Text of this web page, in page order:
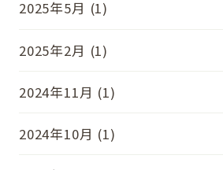
2025年5月 (1)
2025年2月 (1)
2024年11月 (1)
2024年10月 (1)